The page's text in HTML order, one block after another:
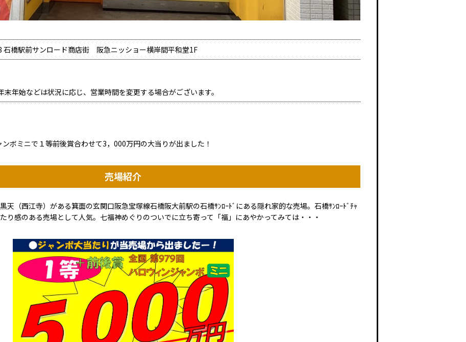
石橋駅前サンロード商店街 阪急ニッショー横岸間平和堂1F
末年始などは状況に応じ、営業時間を変更する場合がございます。
ボミニで１等前後賞合わせて3，000万円の大当りが出ました！
売場紹介
天（西江寺）がある箕面の玄関口阪急宝塚線石橋阪大前駅の石橋ｻﾝﾛｰﾄﾞにある隠れ家的な売場。石橋ｻﾝﾛｰﾄﾞﾁｬ
り感のある売場として人気。七福神めぐりのついでに立ち寄って「福」にあやかってみては・・・